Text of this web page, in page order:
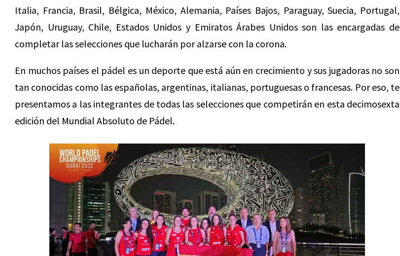
Italia, Francia, Brasil, Bélgica, México, Alemania, Países Bajos, Paraguay, Suecia, Portugal,
Japón, Uruguay, Chile, Estados Unidos y Emiratos Árabes Unidos son las encargadas de
completar las selecciones que lucharán por alzarse con la corona.
En muchos países el pádel es un deporte que está aún en crecimiento y sus jugadoras no son
tan conocidas como las españolas, argentinas, italianas, portuguesas o francesas. Por eso, te
presentamos a las integrantes de todas las selecciones que competirán en esta decimosexta
edición del Mundial Absoluto de Pádel.